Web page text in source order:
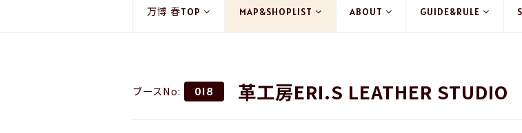
万博 春TOP MAP&SHOPLIST ABOUT GUIDE&RULE
ブースNo: 018 革工房ERI.S LEATHER STUDIO